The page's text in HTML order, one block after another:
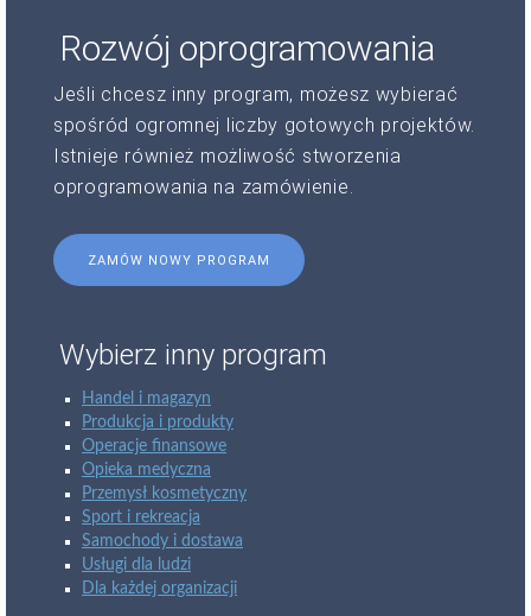
Rozwój oprogramowania
Jeśli chcesz inny program, możesz wybierać
spośród ogromnej liczby gotowych projektów.
Istnieje również możliwość stworzenia
oprogramowania na zamówienie.
ZAMÓW NOWY PROGRAM
Wybierz inny program
Handel i magazyn
Produkcja i produkty
Operacje finansowe
Opieka medyczna
Przemysł kosmetyczny
Sport i rekreacja
Samochody i dostawa
Usługi dla ludzi
Dla każdej organizacji